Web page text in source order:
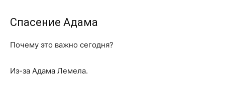
Спасение Адама
Почему это важно сегодня?
Из-за Адама Лемела.